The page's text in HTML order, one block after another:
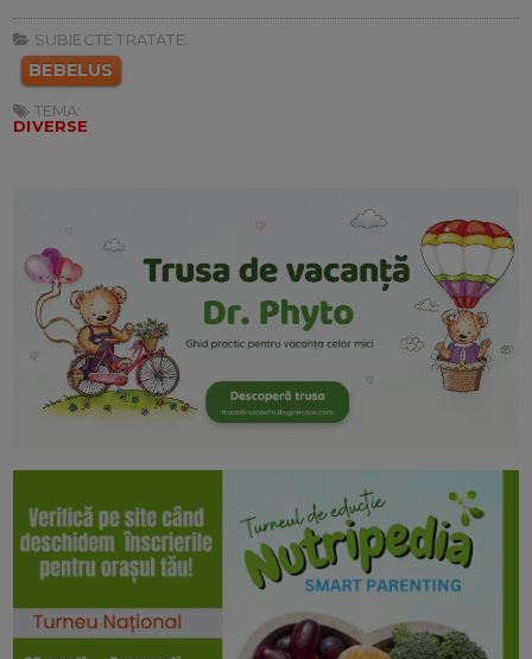
SUBIECTE TRATATE:
BEBELUS
TEMA:
DIVERSE